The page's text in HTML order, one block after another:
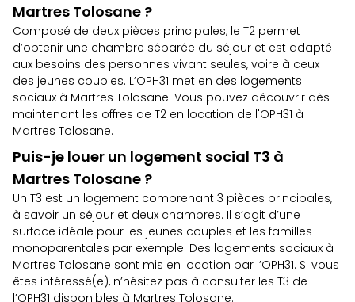
Martres Tolosane ?
Composé de deux pièces principales, le T2 permet
d’obtenir une chambre séparée du séjour et est adapté
aux besoins des personnes vivant seules, voire à ceux
des jeunes couples. L’OPH31 met en des logements
sociaux à Martres Tolosane. Vous pouvez découvrir dès
maintenant les offres de T2 en location de l'OPH31 à
Martres Tolosane.
Puis-je louer un logement social T3 à
Martres Tolosane ?
Un T3 est un logement comprenant 3 pièces principales,
à savoir un séjour et deux chambres. Il s’agit d’une
surface idéale pour les jeunes couples et les familles
monoparentales par exemple. Des logements sociaux à
Martres Tolosane sont mis en location par l’OPH31. Si vous
êtes intéressé(e), n’hésitez pas à consulter les T3 de
l’OPH31 disponibles à Martres Tolosane.